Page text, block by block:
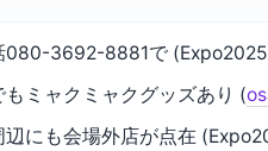
080-3692-8881で
ミャクミャクグッズあり (
辺にも会場外店が点在